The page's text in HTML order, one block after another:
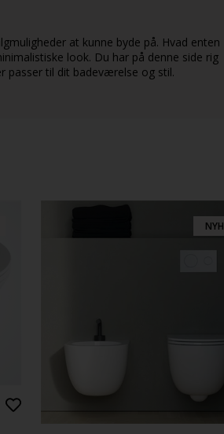
at kunne byde på. Hvad enten
look. Du har på denne side rig
passer til dit badeværelse og stil.